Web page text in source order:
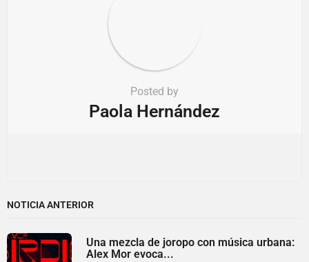
Posted by
Paola Hernández
NOTICIA ANTERIOR
Una mezcla de joropo con música urbana:
Alex Mor evoca...